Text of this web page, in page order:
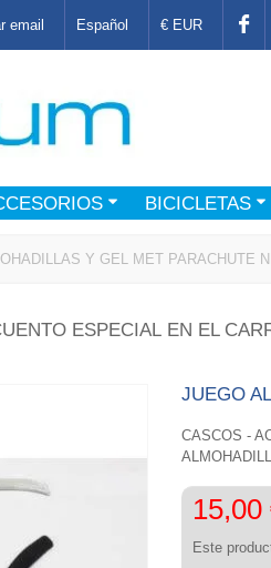
email Español € EUR
BICICLETAS
Y GEL MET PARACHUTE
ESPECIAL EN EL
JUEGO
CASCOS -
15,00
Este